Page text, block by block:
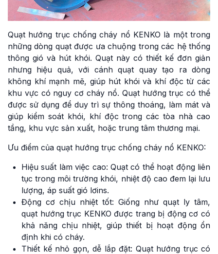
Quạt hướng trục chống cháy nổ KENKO là một trong
những dòng quạt được ưa chuộng trong các hệ thống
thông gió và hút khói. Quạt này có thiết kế đơn giản
nhưng hiệu quả, với cánh quạt quay tạo ra dòng
không khí mạnh mẽ, giúp hút khói và khí độc từ các
khu vực có nguy cơ cháy nổ. Quạt hướng trục có thể
được sử dụng để duy trì sự thông thoáng, làm mát và
giúp kiểm soát khói, khí độc trong các tòa nhà cao
tầng, khu vực sản xuất, hoặc trung tâm thương mại.
Ưu điểm của quạt hướng trục chống cháy nổ KENKO:
Hiệu suất làm việc cao: Quạt có thể hoạt động liên
tục trong môi trường khói, nhiệt độ cao đem lại lưu
lượng, áp suất gió lơins.
Động cơ chịu nhiệt tốt: Giống như quạt ly tâm,
quạt hướng trục KENKO được trang bị động cơ có
khả năng chịu nhiệt, giúp thiết bị hoạt động ổn
định khi có cháy.
Thiết kế nhỏ gọn, dễ lắp đặt: Quạt hướng trục có